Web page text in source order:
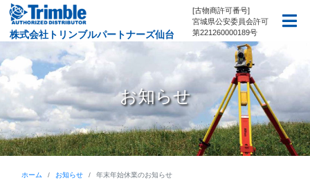
株式会社トリンブルパートナーズ仙台
[古物商許可番号]
宮城県公安委員会許可
第221260000189号
お知らせ
ホーム お知らせ 年末年始休業のお知らせ